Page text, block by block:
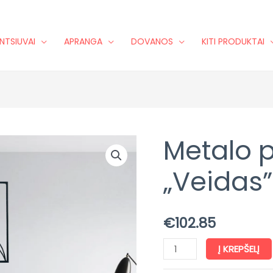
APRANGA DOVANOS KITI PRODUKTAI
Metalo
„Veidas”
€102.85
produkto
kiekis:
Metalo
paveikslas
Į KREPŠELĮ